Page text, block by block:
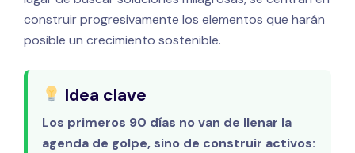
construir progresivamente los elementos que harán
posible un crecimiento sostenible.
Idea clave
Los primeros 90 días no van de llenar la
agenda de golpe, sino de construir activos: